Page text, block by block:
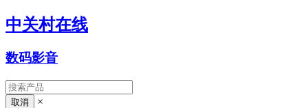
中关村在线
数码影音
×